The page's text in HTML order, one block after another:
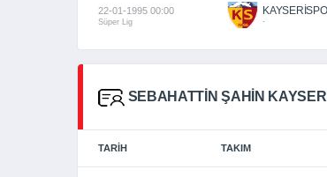
22-01-1995 00:00
Süper Lig -
SEBAHATTIN ŞAHIN
TARIH TAKIM